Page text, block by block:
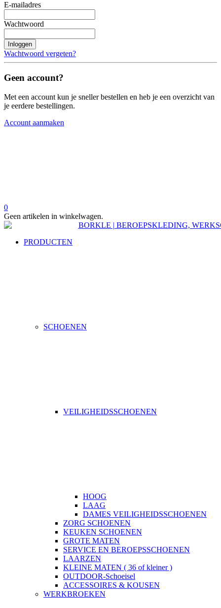
E-mailadres
Wachtwoord
Inloggen
Wachtwoord vergeten?
Geen account?
Met een account kun je sneller bestellen en heb je een overzicht van
je eerdere bestellingen.
Account aanmaken
0
Geen artikelen in winkelwagen.
PRODUCTEN
SCHOENEN
VEILIGHEIDSSCHOENEN
HOOG
LAAG
DAMES VEILIGHEIDSSCHOENEN
ZORG SCHOENEN
KEUKEN SCHOENEN
GROTE MATEN
SERVICE EN BEROEPSSCHOENEN
LAARZEN
KLEINE MATEN ( 36 of kleiner )
OUTDOOR-Schoeisel
ACCESSOIRES & KOUSEN
WERKBROEKEN